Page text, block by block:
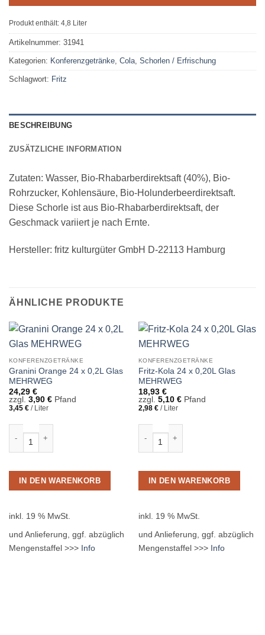
Produkt enthält: 4,8 Liter
Artikelnummer: 31941
Kategorien: Konferenzgetränke, Cola, Schorlen / Erfrischung
Schlagwort: Fritz
BESCHREIBUNG
ZUSÄTZLICHE INFORMATION
Zutaten: Wasser, Bio-Rhabarberdirektsaft (40%), Bio-
Rohrzucker, Kohlensäure, Bio-Holunderbeerdirektsaft.
Diese Schorle ist aus Bio-Rhabarberdirektsaft, der
Geschmack variiert je nach Ernte.
Hersteller: fritz kulturgüter GmbH D-22113 Hamburg
ÄHNLICHE PRODUKTE
KONFERENZGETRÄNKE
Granini Orange 24 x 0,2L Glas
MEHRWEG
24,29 €
zzgl. 3,90 €Pfand
3,45 €/ Liter
IN DEN WARENKORB
inkl. 19 % MwSt.
und Anlieferung, ggf. abzüglich
Mengenstaffel >>> Info
KONFERENZGETRÄNKE
Fritz-Kola 24 x 0,20L Glas
MEHRWEG
18,93 €
zzgl. 5,10 €Pfand
2,98 €/ Liter
IN DEN WARENKORB
inkl. 19 % MwSt.
und Anlieferung, ggf. abzüglich
Mengenstaffel >>> Info